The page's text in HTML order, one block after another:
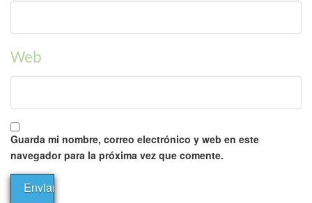
Web
Guarda mi nombre, correo electrónico y web en este
navegador para la próxima vez que comente.